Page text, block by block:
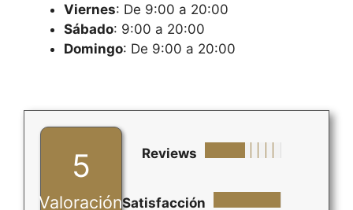
Viernes: De 9:00 a 20:00
Sábado: 9:00 a 20:00
Domingo: De 9:00 a 20:00
5
Valoración
Reviews
Satisfacción